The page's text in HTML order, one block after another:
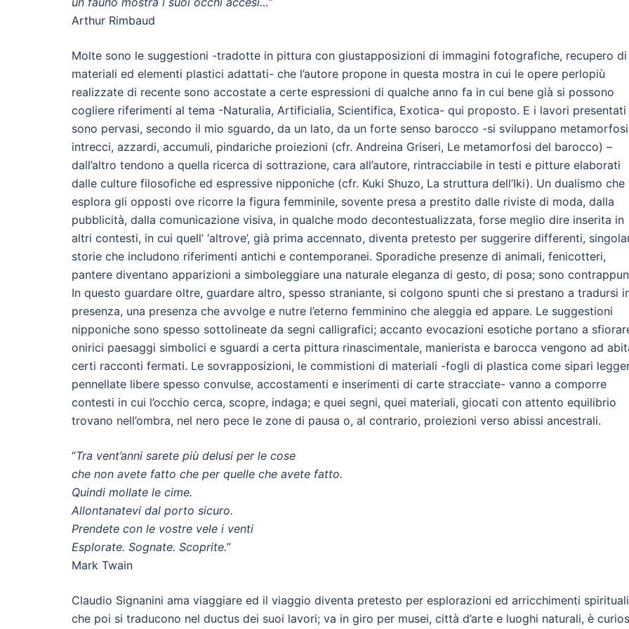
Arthur Rimbaud
Molte sono le suggestioni -tradotte in pittura con giustapposizioni di immagini fotografiche, recupero di
materiali ed elementi plastici adattati- che l’autore propone in questa mostra in cui le opere perlopiù
realizzate di recente sono accostate a certe espressioni di qualche anno fa in cui bene già si possono
cogliere riferimenti al tema -Naturalia, Artificialia, Scientifica, Exotica- qui proposto. E i lavori presentati
sono pervasi, secondo il mio sguardo, da un lato, da un forte senso barocco -si sviluppano
intrecci, azzardi, accumuli, pindariche proiezioni (cfr. Andreina Griseri, Le metamorfosi del barocco) –
dall’altro tendono a quella ricerca di sottrazione, cara all’autore, rintracciabile in testi e pitture elaborati
dalle culture filosofiche ed espressive nipponiche (cfr. Kuki Shuzo, La struttura dell’Iki). Un dualismo che
esplora gli opposti ove ricorre la figura femminile, sovente presa a prestito dalle riviste di moda, dalla
pubblicità, dalla comunicazione visiva, in qualche modo decontestualizzata, forse meglio dire inserita in
altri contesti, in cui quell’ ‘altrove’, già prima accennato, diventa pretesto per suggerire differenti,
storie che includono riferimenti antichi e contemporanei. Sporadiche presenze di animali, fenicotteri,
pantere diventano apparizioni a simboleggiare una naturale eleganza di gesto, di posa; sono
In questo guardare oltre, guardare altro, spesso straniante, si colgono spunti che si prestano a tradursi
presenza, una presenza che avvolge e nutre l’eterno femminino che aleggia ed appare. Le suggestioni
nipponiche sono spesso sottolineate da segni calligrafici; accanto evocazioni esotiche portano a
onirici paesaggi simbolici e sguardi a certa pittura rinascimentale, manierista e barocca vengono ad
certi racconti fermati. Le sovrapposizioni, le commistioni di materiali -fogli di plastica come sipari
pennellate libere spesso convulse, accostamenti e inserimenti di carte stracciate- vanno a comporre
contesti in cui l’occhio cerca, scopre, indaga; e quei segni, quei materiali, giocati con attento equilibrio
trovano nell’ombra, nel nero pece le zone di pausa o, al contrario, proiezioni verso abissi ancestrali.
“Tra vent’anni sarete più delusi per le cose
che non avete fatto che per quelle che avete fatto.
Quindi mollate le cime.
Allontanatevi dal porto sicuro.
Prendete con le vostre vele i venti
Esplorate. Sognate. Scoprite.”
Mark Twain
Claudio Signanini ama viaggiare ed il viaggio diventa pretesto per esplorazioni ed arricchimenti spirituali
che poi si traducono nel ductus dei suoi lavori; va in giro per musei, città d’arte e luoghi naturali, è